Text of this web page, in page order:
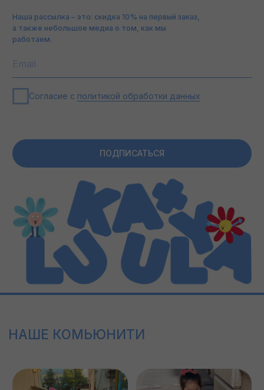
ДОСТАВКА И ВОЗВРАТ
ПОЛИТИКА ОБРАБОТКИ
ДАННЫХ
БЛОГ
ВОПРОСЫ?
ООО "ЛУКА ПЛЮС УЛЯ"
ИНН: 5505074892
ОГРН: 1255500004583
8 (800) 300 87 46
INFO@LUKA.CLOTHING
ПУБЛИЧНАЯ ОФЕРТА
ОПТОВЫЕ ПОСТАВКИ